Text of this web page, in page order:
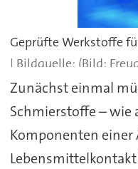
(Bild:
Zunächst einmal
Schmierstoffe – wie
Komponenten einer